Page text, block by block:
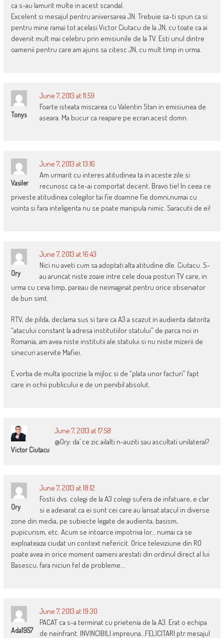
ca s-au lamurit multe in acest scandal.
Excelent si mesajul pentru aniversarea JN. Trebuie sa-ti spun ca si
pentru mine ramai tot acelasi Victor Ciutacu de la JN, cu toate ca ai
devenit mult mai celebru prin emisiunile de la TV. Esti unul dintre
oamenii pentru care am ajuns sa citesc JN, cu mult timp in urma.
Tonys
June 7, 2013 at 11:59
Foarte isteata miscarea cu Valentin Stan in emisiunea de
aseara. Ma bucur ca reapare pe ecran acest domn.
Vasiler
June 7, 2013 at 13:16
Am urmarit cu interes atitudinea ta in aceste zile si
recunosc ca te-ai comportat decent. Bravo tie! In ceea ce
priveste atitudinea colegilor tai fie doamne fie domni,numai cu
vointa si fara inteligenta nu se poate manipula nimic. Saracutii de ei!
Ory
June 7, 2013 at 16:43
Nici nu aveti cum sa adoptati alta atitudine dle. Ciutacu. S-
au aruncat niste zoaie intre cele doua posturi TV care, in
urma cu ceva timp, pareau de neimaginat pentru orice observator
de bun simt.
RTV, de pilda, declama sus si tare ca A3 a scazut in audienta datorita
“atacului constant la adresa institutiilor statului” de parca noi in
Romania, am avea niste institutii ale statului si nu niste mizerii de
sinecuri aservite Mafiei.
E vorba de multa ipocrizie la mijloc si de “plata unor facturi” fapt
care in ochii publicului e de un penibil absolut.
Victor Ciutacu
June 7, 2013 at 17:58
@Ory: da’ ce zic ailalti n-auziti sau ascultati unilateral?
Ory
June 7, 2013 at 18:12
Fostii dvs. colegi de la A3 colegi sufera de infatuare, e clar
si e adevarat ca ei sunt cei care au lansat atacul in diverse
zone din media, pe subiecte legate de audienta, basism,
pupicurism, etc. Acum se intoarce impotriva lor… numai ca se
exploateaza ciudat un context nefericit. Orice televiziune din RO
poate avea in orice moment oameni arestati din ordinul direct al lui
Basescu, fara niciun fel de probleme…
Ada1957
June 7, 2013 at 19:30
PACAT ca s-a terminat cu prietenia de la A3. Erat o echipa
de neinfrant. INVINCIBILI impreuna…FELICITARI ptr mesajul